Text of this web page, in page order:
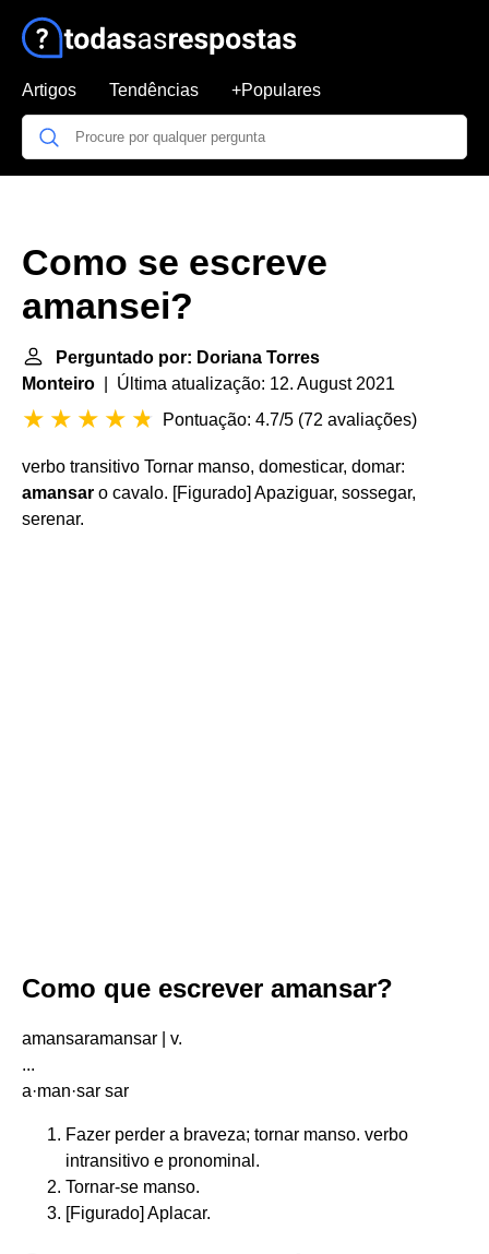
Artigos Tendências +Populares
Como se escreve
amansei?
Perguntado por: Doriana Torres
Monteiro | Última atualização: 12. August 2021
Pontuação: 4.7/5 (72 avaliações)
verbo transitivo Tornar manso, domesticar, domar:
amansar o cavalo. [Figurado] Apaziguar, sossegar,
serenar.
Como que escrever amansar?
amansaramansar | v.
...
a·man·sar sar
Fazer perder a braveza; tornar manso. verbo
intransitivo e pronominal.
Tornar-se manso.
[Figurado] Aplacar.